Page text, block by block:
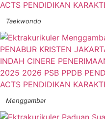
Taekwondo
Menggambar